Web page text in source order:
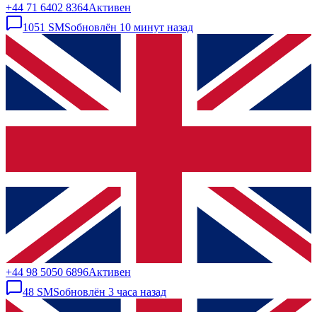
+44 71 6402 8364Активен
1051 SMSобновлён 10 минут назад
+44 98 5050 6896Активен
48 SMSобновлён 3 часа назад